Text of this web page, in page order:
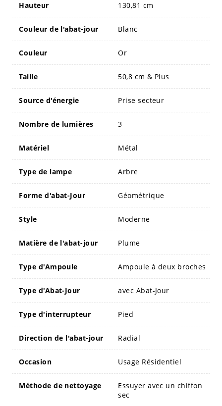
Hauteur 130,81 cm
Couleur de l'abat-jour Blanc
Couleur Or
Taille 50,8 cm & Plus
Source d'énergie Prise secteur
Nombre de lumières 3
Matériel Métal
Type de lampe Arbre
Forme d'abat-Jour Géométrique
Style Moderne
Matière de l'abat-jour Plume
Type d'Ampoule Ampoule à deux broches
Type d'Abat-Jour avec Abat-Jour
Type d'interrupteur Pied
Direction de l'abat-jour Radial
Occasion Usage Résidentiel
Méthode de nettoyage
Essuyer avec un chiffon
sec